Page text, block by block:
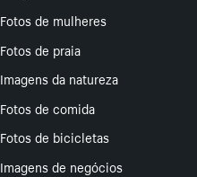
Fotos de mulheres
Fotos de praia
Imagens da natureza
Fotos de comida
Fotos de bicicletas
Imagens de negócios